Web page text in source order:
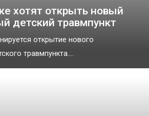
хотят открыть новый
детский травмпункт
открытие нового
травмпункта....